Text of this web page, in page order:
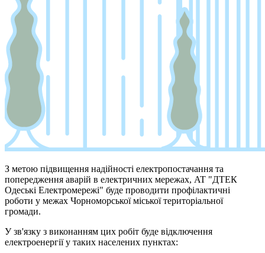
З метою підвищення надійності електропостачання та
попередження аварій в електричних мережах, AT "ДТЕК
Одеські Електромережі" буде проводити профілактичні
роботи у межах Чорноморської міської територіальної
громади.
У зв'язку з виконанням цих робіт буде відключення
електроенергії у таких населених пунктах: